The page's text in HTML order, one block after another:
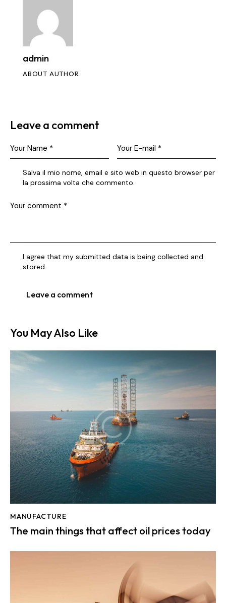
admin
ABOUT AUTHOR
Leave a comment
Salva il mio nome, email e sito web in questo browser per
la prossima volta che commento.
I agree that my submitted data is being collected and
stored.
You May Also Like
MANUFACTURE
The main things that affect oil prices today